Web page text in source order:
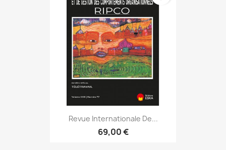
Revue Internationale De...
69,00 €